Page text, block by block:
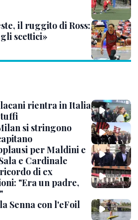
il ruggito di Ross:
scettici»
rientra in Italia
si stringono
per Maldini e
e Cardinale
di ex
"Era un padre,
Senna con l'eFoil